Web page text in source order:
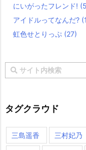
にいがったフレンド!
アイドルってなんだ?
虹色せとりっぷ (27)
タグクラウド
三島遥香 三村妃乃